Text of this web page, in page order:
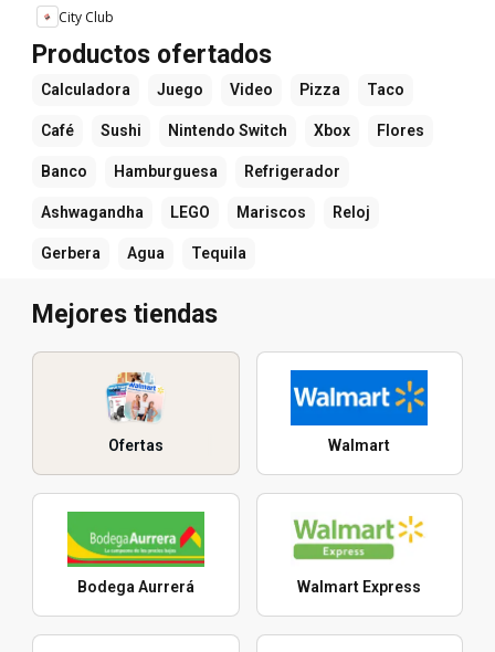
City Club
Productos ofertados
Calculadora Juego Video Pizza Taco
Café Sushi Nintendo Switch Xbox Flores
Banco Hamburguesa Refrigerador
Ashwagandha LEGO Mariscos Reloj
Gerbera Agua Tequila
Mejores tiendas
Ofertas Walmart
Bodega Aurrerá Walmart Express